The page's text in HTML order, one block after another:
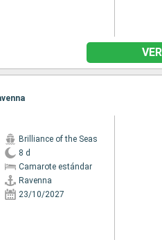
Brilliance of the Seas
8 d
Camarote estándar
Ravenna
23/10/2027